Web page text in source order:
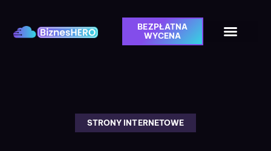
BEZPŁATNA
WYCENA
STRONY INTERNETOWE